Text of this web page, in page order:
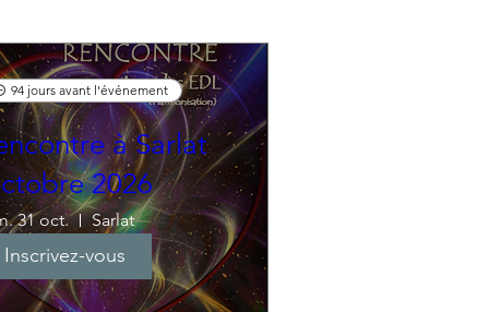
94 jours avant l'événement
à Sarlat
2026
31 oct. Sarlat
Inscrivez-vous